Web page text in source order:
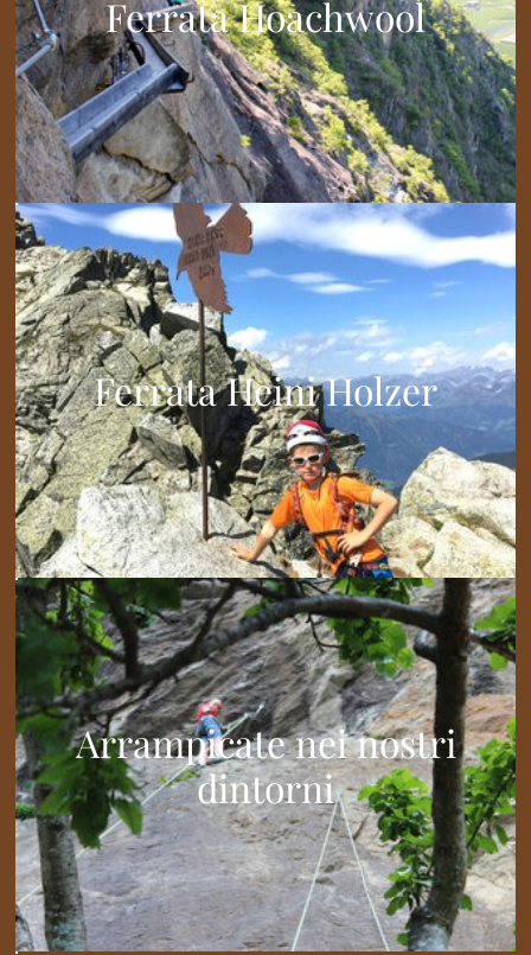
Ferrata Hoachwool
Ferrata Heini Holzer
Arrampicate nei nostri
dintorni